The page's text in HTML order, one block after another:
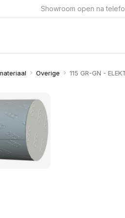
Showroom open na
Overige 115 GR-GN -